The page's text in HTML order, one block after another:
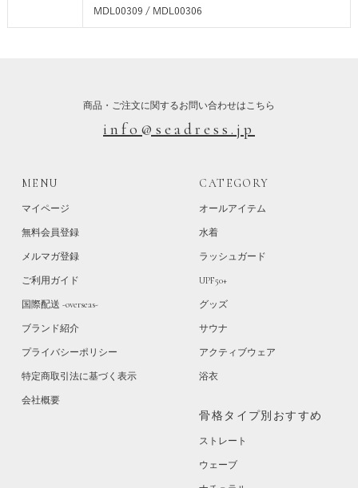
MDL00309 / MDL00306
商品・ご注文に関するお問い合わせはこちら
info@seadress.jp
MENU
マイページ
無料会員登録
メルマガ登録
ご利用ガイド
国際配送 -overseas-
ブランド紹介
プライバシーポリシー
特定商取引法に基づく表示
会社概要
CATEGORY
オールアイテム
水着
ラッシュガード
UPF50+
グッズ
サウナ
アクティブウェア
浴衣
骨格タイプ別おすすめ
ストレート
ウェーブ